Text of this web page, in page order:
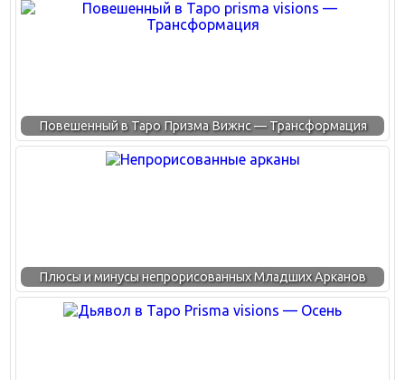
Повешенный в Таро Призма Вижнс — Трансформация
Плюсы и минусы непрорисованных Младших Арканов